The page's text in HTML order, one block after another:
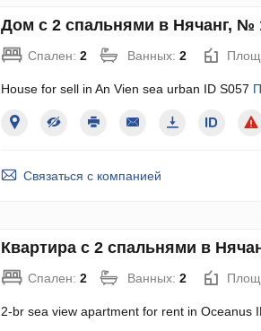
Дом с 2 спальнями в Нячанг, №
Спален: 2 Ванных: 2
House for sell in An Vien sea urban ID S057
Связаться с компанией
Квартира с 2 спальнями в
Спален: 2 Ванных: 2
2-br sea view apartment for rent in Oceanus